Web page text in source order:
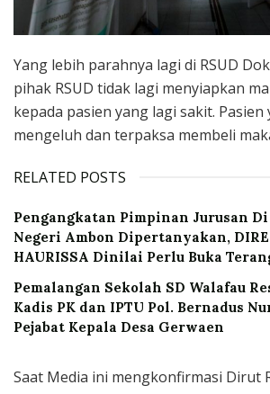
Yang lebih parahnya lagi di RSUD
pihak RSUD tidak lagi menyiapkan
kepada pasien yang lagi sakit.
mengeluh dan terpaksa membeli
RELATED POSTS
Pengangkatan Pimpinan Jurusan
Negeri Ambon Dipertanyakan,
HAURISSA Dinilai Perlu Buka
Pemalangan Sekolah SD Walafau
Kadis PK dan IPTU Pol. Bernadus
Pejabat Kepala Desa Gerwaen
Saat Media ini mengkonfirmasi Dirut